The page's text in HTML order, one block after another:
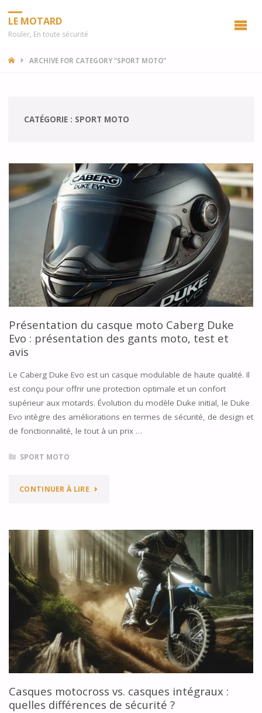
LE MOTARD
Rouler, En toute sécurité
HOMEARCHIVE FOR CATEGORY "SPORT MOTO"
CATÉGORIE : SPORT MOTO
Présentation du casque moto Caberg Duke
Evo : présentation des gants moto, test et
avis
Le Caberg Duke Evo est un casque modulable de haute qualité. Il
est conçu pour offrir une protection optimale et un confort
supérieur aux motards. Évolution du modèle Duke initial, le Duke
Evo intègre des améliorations en termes de sécurité, de design et
de fonctionnalité, le tout à un prix …
SPORT MOTO
CONTINUER À LIRE"PRÉSENTATION
CASQUE
MOTO
CABERG
DUKE
EVO :
PRÉSENTATION
DES
GANTS
Casques motocross vs. casques intégraux :
quelles différences de sécurité ?